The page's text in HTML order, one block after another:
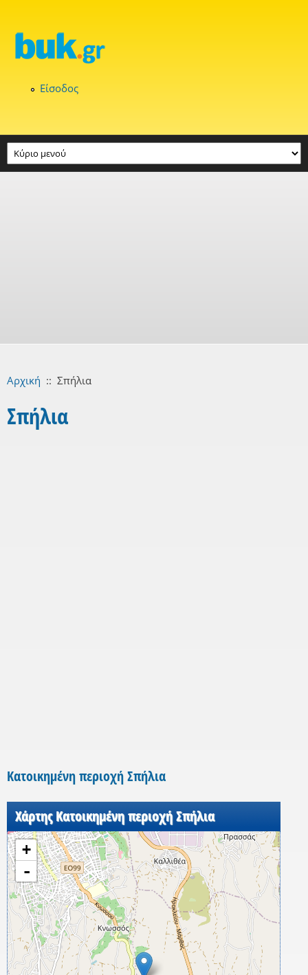
Είσοδος
Αρχική :: Σπήλια
Σπήλια
Κατοικημένη περιοχή Σπήλια
Χάρτης Κατοικημένη περιοχή Σπήλια
+
-